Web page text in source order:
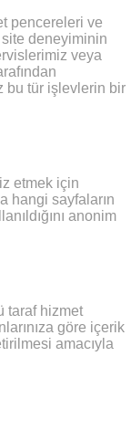
pencereleri ve
site deneyiminin
veya
bu tür işlevlerin bir
etmek için
hangi sayfaların
anonim
taraf hizmet
göre içerik
amacıyla